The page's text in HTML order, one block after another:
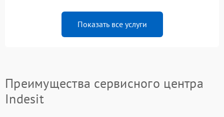
Показать все услуги
Преимущества сервисного центра
Indesit